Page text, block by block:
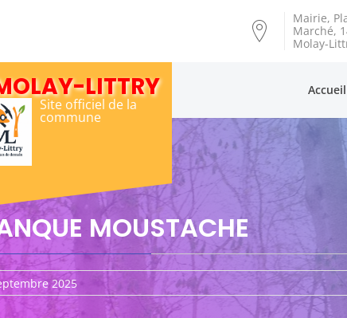
Mairie,
Marché,
Molay-
LITTRY
Site officiel de la
commune
Accueil
MOUSTACHE
2025